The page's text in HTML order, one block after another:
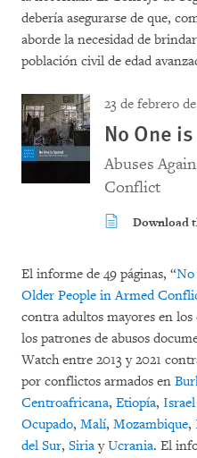
debería asegurarse de que,
aborde la necesidad de
población civil de edad
23 de febrero
No One
Abuses
Conflict
Download
El informe de 49 páginas, “No
Older People in Armed
contra adultos mayores en
los patrones de abusos
Watch entre 2013 y 2021
por conflictos armados en
Centroafricana, Etiopía,
Ocupado, Malí, Mozambique,
del Sur, SiriayUcrania. El